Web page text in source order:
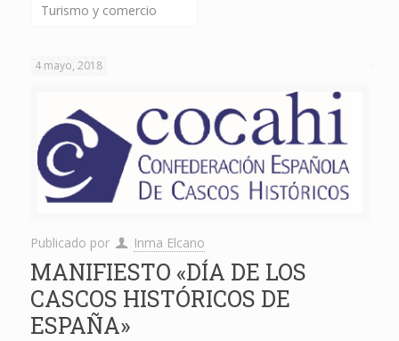
Turismo y comercio
4 mayo, 2018
Publicado por Inma Elcano
MANIFIESTO «DÍA DE LOS
CASCOS HISTÓRICOS DE
ESPAÑA»